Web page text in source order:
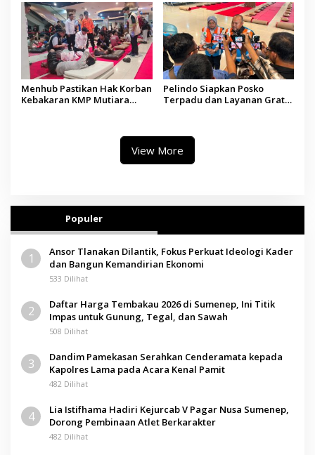
Menhub Pastikan Hak Korban
Kebakaran KMP Mutiara
Pelindo Siapkan Posko
Terpadu dan Layanan Gratis
View More
Populer
1
Ansor Tlanakan Dilantik, Fokus Perkuat Ideologi Kader
dan Bangun Kemandirian Ekonomi
533 Dilihat
2
Daftar Harga Tembakau 2026 di Sumenep, Ini Titik
Impas untuk Gunung, Tegal, dan Sawah
508 Dilihat
3
Dandim Pamekasan Serahkan Cenderamata kepada
Kapolres Lama pada Acara Kenal Pamit
482 Dilihat
4
Lia Istifhama Hadiri Kejurcab V Pagar Nusa Sumenep,
Dorong Pembinaan Atlet Berkarakter
482 Dilihat